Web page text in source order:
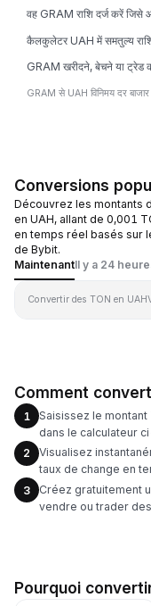
वह GRAM राशि दर्ज करें जिसे
कैलकुलेटर UAH में समतुल्य राशि
GRAM खरीदने, बेचने या
GRAM से UAH विनिमय दर
Conversions
Découvrez les montants
en UAH, allant de 0,001
en temps réel basés sur
de Bybit.
MaintenantIl y a 24
Convertir des TON en UAH
Comment
1
Saisissez le
dans le calculateur
2
Visualisez
taux de change en
3
Créez gratuitement
vendre ou trader
Pourquoi